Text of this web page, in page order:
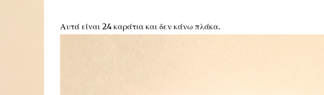
Αυτά είναι 24 καράτια και δεν κάνω πλάκα.